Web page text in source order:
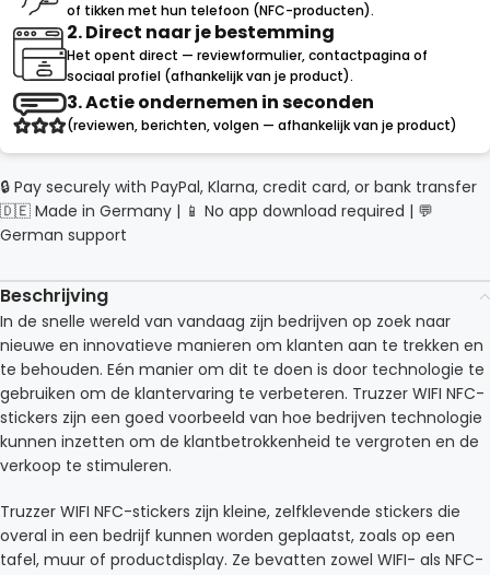
of tikken met hun telefoon (NFC-producten).
2. Direct naar je bestemming
Het opent direct — reviewformulier, contactpagina of
sociaal profiel (afhankelijk van je product).
3. Actie ondernemen in seconden
(reviewen, berichten, volgen — afhankelijk van je product)
🔒 Pay securely with PayPal, Klarna, credit card, or bank transfer
🇩🇪 Made in Germany | 📱 No app download required | 💬
German support
Beschrijving
In de snelle wereld van vandaag zijn bedrijven op zoek naar
nieuwe en innovatieve manieren om klanten aan te trekken en
te behouden. Eén manier om dit te doen is door technologie te
gebruiken om de klantervaring te verbeteren. Truzzer WIFI NFC-
stickers zijn een goed voorbeeld van hoe bedrijven technologie
kunnen inzetten om de klantbetrokkenheid te vergroten en de
verkoop te stimuleren.
Truzzer WIFI NFC-stickers zijn kleine, zelfklevende stickers die
overal in een bedrijf kunnen worden geplaatst, zoals op een
tafel, muur of productdisplay. Ze bevatten zowel WIFI- als NFC-